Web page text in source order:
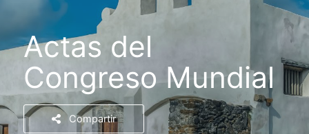
Actas del
Congreso Mundial
Compartir